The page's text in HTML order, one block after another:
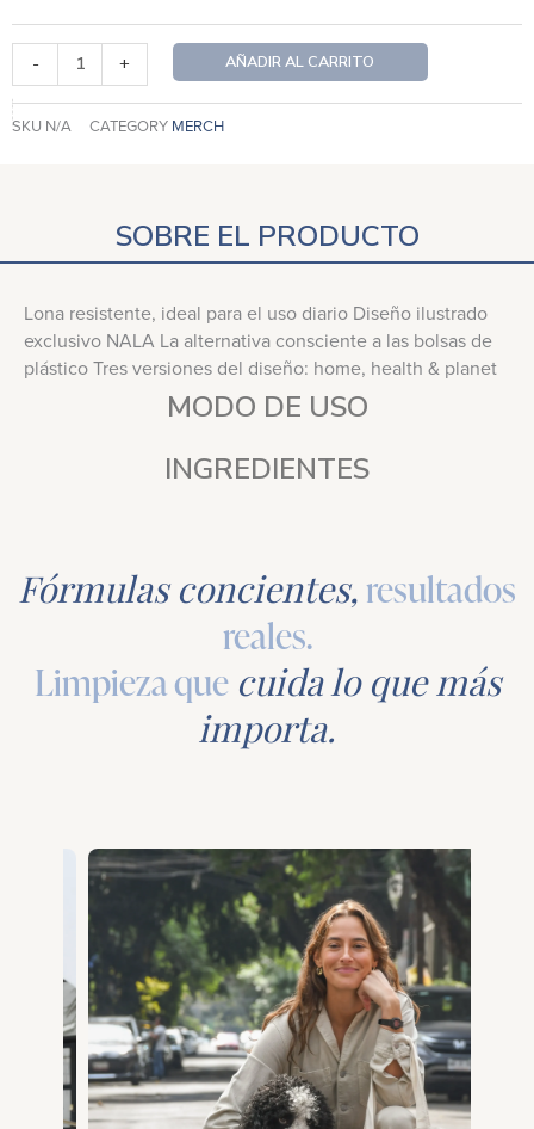
-
Your
Home,
Health
&
+ AÑADIR AL CARRITO
SKU N/A CATEGORY MERCH
SOBRE EL PRODUCTO
MODO DE USO
INGREDIENTES
Lona resistente, ideal para el uso diario Diseño ilustrado
exclusivo NALA La alternativa consciente a las bolsas de
plástico Tres versiones del diseño: home, health & planet
Fórmulas concientes,resultados
reales.
Limpieza que cuida lo que más
importa.